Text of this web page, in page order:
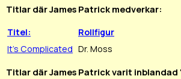
Titlar där James Patrick medverkar:
Titel:
Rollfigur
It's Complicated Dr. Moss
Titlar där James Patrick varit inblandad